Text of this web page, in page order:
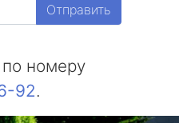
Отправить
номеру
92.